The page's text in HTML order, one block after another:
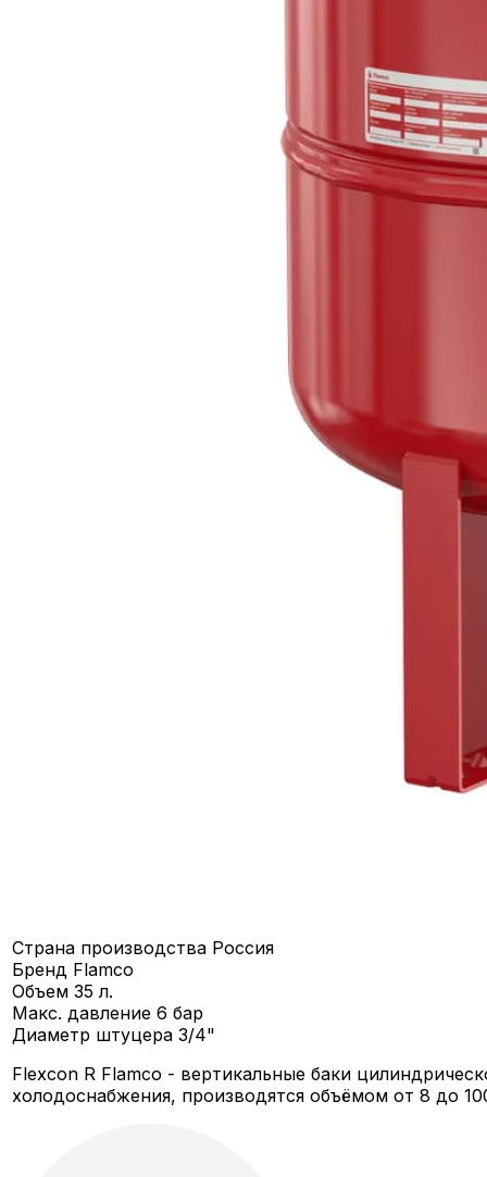
Страна производства Россия
Бренд Flamco
Объем35 л.
Макс. давление6 бар
Диаметр штуцера3/4"
Flexcon R Flamco - вертикальные баки
холодоснабжения, производятся объёмом от 8 до